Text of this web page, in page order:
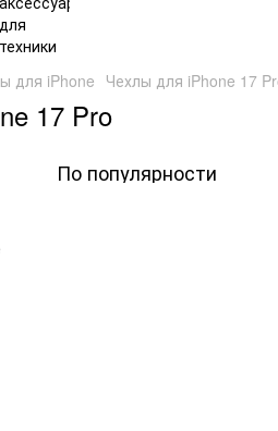
для iPhone Чехлы для iPhone 17
17 Pro
По популярности